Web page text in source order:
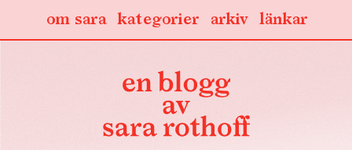
länkar
arkiv
kategorier
om sara